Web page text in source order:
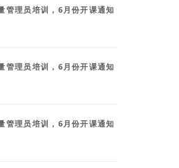
管理员培训，6月份开课通知
管理员培训，6月份开课通知
管理员培训，6月份开课通知